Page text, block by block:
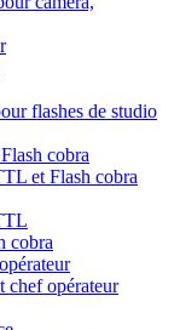
flashes de studio
cobra
et Flash cobra
cobra
chef opérateur